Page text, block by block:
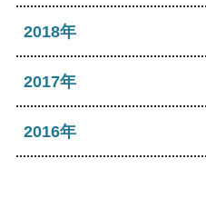
2025年04月
2025年02月
2024年06月
2024年04月
2023年07月
2023年06月
2023年04月
2022年08月
2022年07月
2022年06月
2021年10月
2021年08月
2021年07月
2020年10月
2020年08月
2019年12月
2019年10月
2018年
2018年12月
2018年10月
2017年
2017年12月
2016年